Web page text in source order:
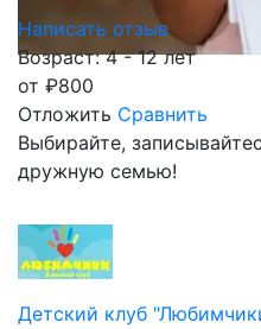
Написать отзыв
Возраст: 4 - 12 лет
от ₽800
Отложить Сравнить
Выбирайте,
дружную семью!
Детский клуб